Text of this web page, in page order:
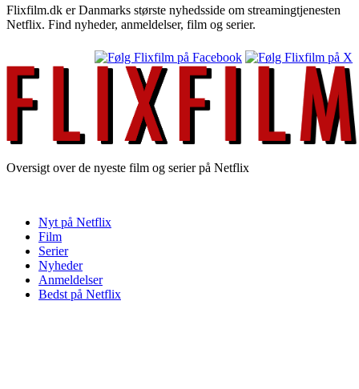
Flixfilm.dk er Danmarks største nyhedsside om streamingtjenesten
Netflix. Find nyheder, anmeldelser, film og serier.
Oversigt over de nyeste film og serier på Netflix
Nyt på Netflix
Film
Serier
Nyheder
Anmeldelser
Bedst på Netflix